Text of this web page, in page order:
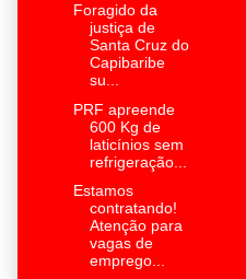
Foragido da
justiça de
Santa Cruz do
Capibaribe
su...
PRF apreende
600 Kg de
laticínios sem
refrigeração...
Estamos
contratando!
Atenção para
vagas de
emprego...